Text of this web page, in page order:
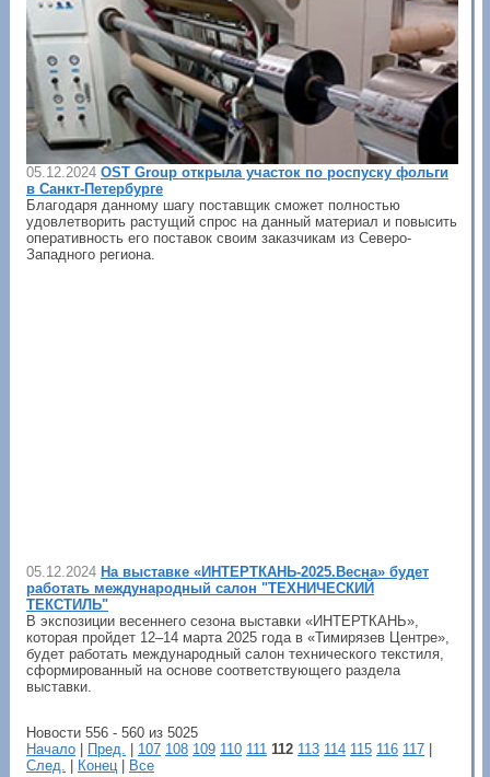
05.12.2024 OST Group открыла участок по роспуску фольги
в Санкт-Петербурге
Благодаря данному шагу поставщик сможет полностью
удовлетворить растущий спрос на данный материал и повысить
оперативность его поставок своим заказчикам из Северо-
Западного региона.
05.12.2024 На выставке «ИНТЕРТКАНЬ-2025.Весна» будет
работать международный салон "ТЕХНИЧЕСКИЙ
ТЕКСТИЛЬ"
В экспозиции весеннего сезона выставки «ИНТЕРТКАНЬ»,
которая пройдет 12–14 марта 2025 года в «Тимирязев Центре»,
будет работать международный салон технического текстиля,
сформированный на основе соответствующего раздела
выставки.
Новости 556 - 560 из 5025
Начало
Пред. 107 108 109 110 111 112 113 114 115 116 117
След.
Конец Все